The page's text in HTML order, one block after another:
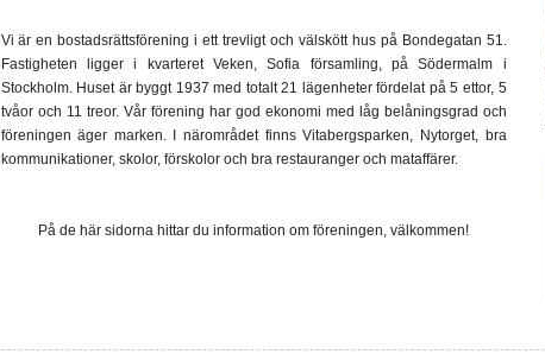
Vi är en bostadsrättsförening i ett trevligt och välskött hus på Bondegatan 51.
Fastigheten ligger i kvarteret Veken, Sofia församling, på Södermalm i
Stockholm. Huset är byggt 1937 med totalt 21 lägenheter fördelat på 5 ettor, 5
tvåor och 11 treor. Vår förening har god ekonomi med låg belåningsgrad och
föreningen äger marken. I närområdet finns Vitabergsparken, Nytorget, bra
kommunikationer, skolor, förskolor och bra restauranger och mataffärer.
På de här sidorna hittar du information om föreningen, välkommen!